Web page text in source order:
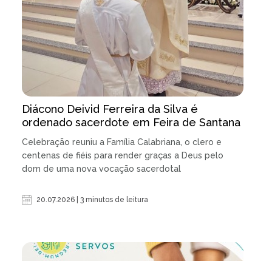
Diácono Deivid Ferreira da Silva é
ordenado sacerdote em Feira de Santana
Celebração reuniu a Família Calabriana, o clero e
centenas de fiéis para render graças a Deus pelo
dom de uma nova vocação sacerdotal
20.07.2026 | 3 minutos de leitura